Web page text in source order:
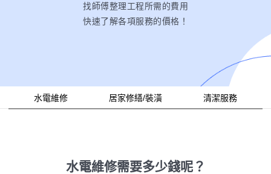
找師傅整理工程所需的費用
快速了解各項服務的價格！
水電維修 居家修繕/裝潢 清潔服務
水電維修需要多少錢呢？